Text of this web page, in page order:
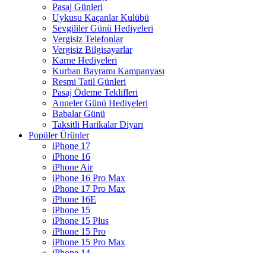
Pasaj Günleri
Uykusu Kaçanlar Kulübü
Sevgililer Günü Hediyeleri
Vergisiz Telefonlar
Vergisiz Bilgisayarlar
Karne Hediyeleri
Kurban Bayramı Kampanyası
Resmi Tatil Günleri
Pasaj Ödeme Teklifleri
Anneler Günü Hediyeleri
Babalar Günü
Taksitli Harikalar Diyarı
Popüler Ürünler
iPhone 17
iPhone 16
iPhone Air
iPhone 16 Pro Max
iPhone 17 Pro Max
iPhone 16E
iPhone 15
iPhone 15 Plus
iPhone 15 Pro
iPhone 15 Pro Max